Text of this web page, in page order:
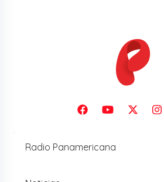
Radio Panamericana